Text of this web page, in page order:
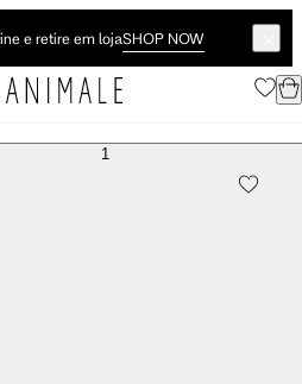
e retire em lojaSHOP NOW